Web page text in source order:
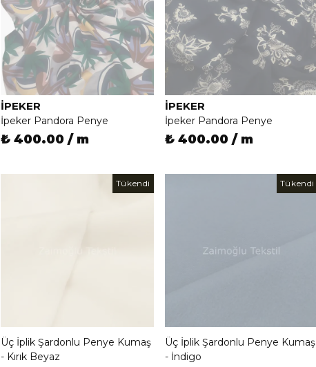
İPEKER
İpeker Pandora Penye
₺ 400.00 / m
İPEKER
İpeker Pandora Penye
₺ 400.00 / m
Tükendi
Üç İplik Şardonlu Penye Kumaş
- Kırık Beyaz
Tükendi
Üç İplik Şardonlu Penye Kumaş
- İndigo